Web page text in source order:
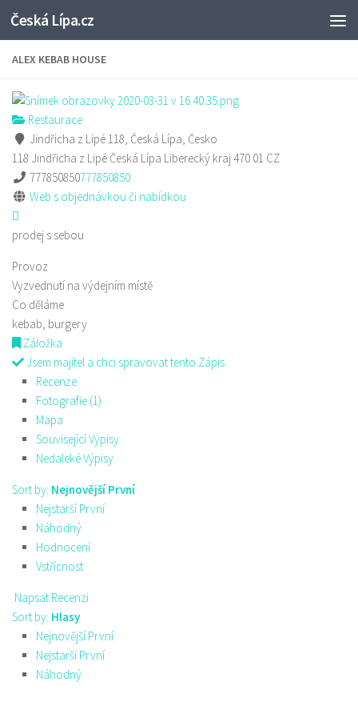
Skip to content
Česká Lípa.cz
ALEX KEBAB HOUSE
Restaurace
Jindřicha z Lipé 118, Česká Lípa, Česko
118 Jindřicha z Lipé Česká Lípa Liberecký kraj470 01 CZ
777850850777850850
Web s objednávkou či nabídkou
prodej s sebou
Provoz
Vyzvednutí na výdejním místě
Co děláme
kebab, burgery
Záložka
Jsem majitel a chci spravovat tento Zápis
Recenze
Fotografie (1)
Mapa
Související Výpisy
Nedaleké Výpisy
Sort by: Nejnovější První
Nejstarší První
Náhodný
Hodnocení
Vstřícnost
Napsat Recenzi
Sort by: Hlasy
Nejnovější První
Nejstarší První
Náhodný